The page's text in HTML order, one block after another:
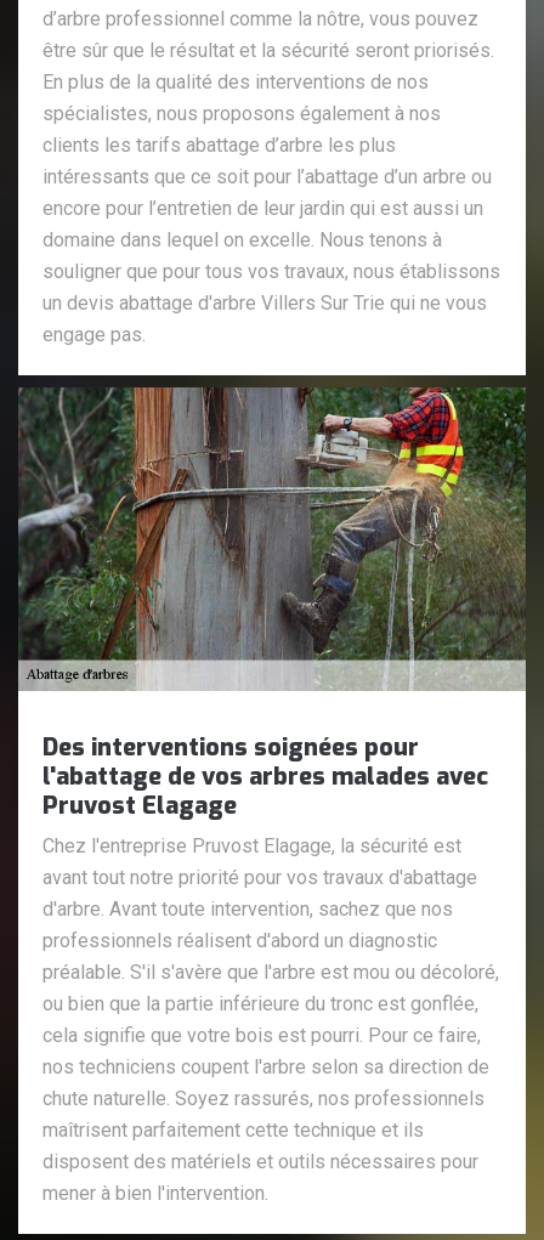
d’arbre professionnel comme la nôtre, vous pouvez
être sûr que le résultat et la sécurité seront priorisés.
En plus de la qualité des interventions de nos
spécialistes, nous proposons également à nos
clients les tarifs abattage d’arbre les plus
intéressants que ce soit pour l’abattage d’un arbre ou
encore pour l’entretien de leur jardin qui est aussi un
domaine dans lequel on excelle. Nous tenons à
souligner que pour tous vos travaux, nous établissons
un devis abattage d'arbre Villers Sur Trie qui ne vous
engage pas.
Des interventions soignées pour
l'abattage de vos arbres malades avec
Pruvost Elagage
Chez l'entreprise Pruvost Elagage, la sécurité est
avant tout notre priorité pour vos travaux d'abattage
d'arbre. Avant toute intervention, sachez que nos
professionnels réalisent d'abord un diagnostic
préalable. S'il s'avère que l'arbre est mou ou décoloré,
ou bien que la partie inférieure du tronc est gonflée,
cela signifie que votre bois est pourri. Pour ce faire,
nos techniciens coupent l'arbre selon sa direction de
chute naturelle. Soyez rassurés, nos professionnels
maîtrisent parfaitement cette technique et ils
disposent des matériels et outils nécessaires pour
mener à bien l'intervention.